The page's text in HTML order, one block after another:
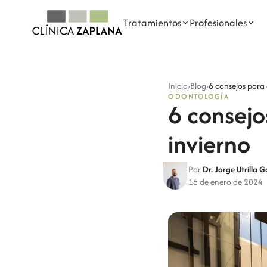
Tratamientos
Odontología
Implantes dentales
Ortodoncia
Odontopediatría
Profesionales
Dra. Elena Zaplana Gil
Dr. Javier Zaplana Navarro
Dr. Juan García Marqués
Dra. Paula Andrés Planells
Belinda García Raga
Mercedes Mancebo Garvi
Inicio›Blog›6 consejos
ODONTOLOGÍA
6
invierno
Por Dr. Jorge Utrilla
16 de enero de 2024